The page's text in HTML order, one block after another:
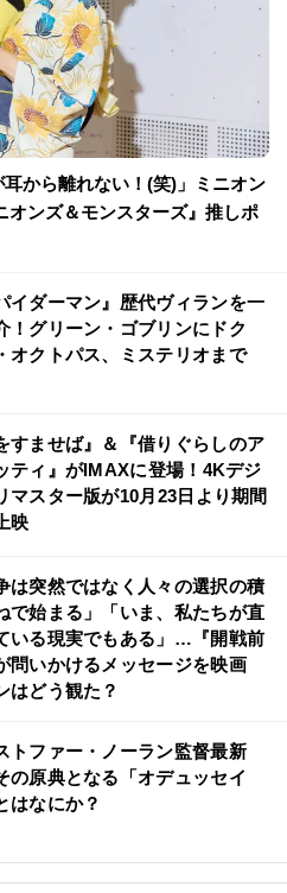
耳から離れない！(笑)」ミニオン
オンズ＆モンスターズ』推しポ
イダーマン』歴代ヴィランを一
！グリーン・ゴブリンにドク
オクトパス、ミステリオまで
すませば』＆『借りぐらしのア
ティ』がIMAXに登場！4Kデジ
マスター版が10月23日より期間
映
は突然ではなく人々の選択の積
で始まる」「いま、私たちが直
いる現実でもある」…『開戦前
問いかけるメッセージを映画
はどう観た？
トファー・ノーラン監督最新
の原典となる「オデュッセイ
はなにか？